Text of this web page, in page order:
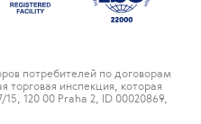
потребителей по договорам
инспекция, которая
120 00 Praha 2, ID 00020869,